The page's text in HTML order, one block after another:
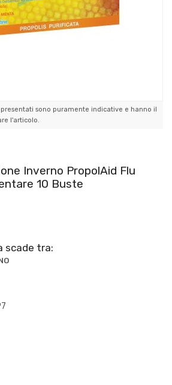
sono puramente indicative e hanno il
l'articolo.
Inverno PropolAid Flu
10 Buste
scade tra: